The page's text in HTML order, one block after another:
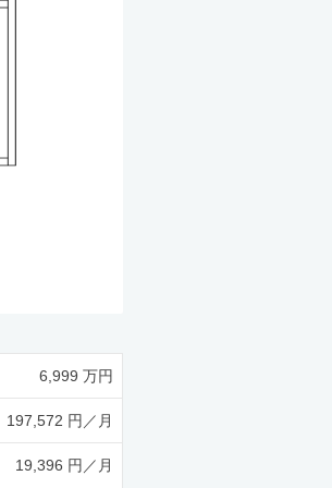
6,999 万円
197,572 円／月
19,396 円／月